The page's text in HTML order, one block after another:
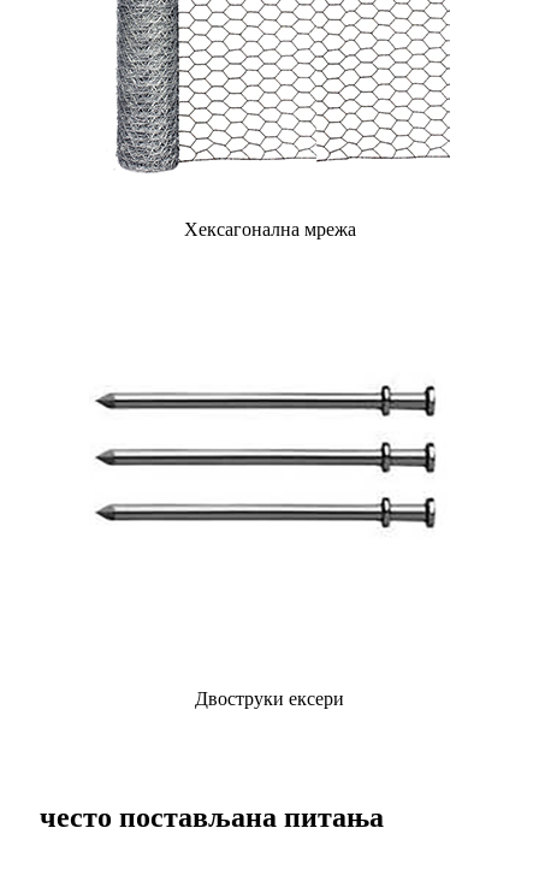
Хексагонална мрежа
Двоструки ексери
често постављана питања